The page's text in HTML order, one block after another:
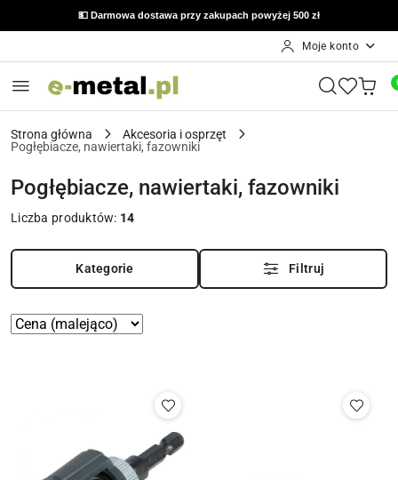
💵 Darmowa dostawa przy zakupach powyżej 500 zł
Moje konto
Strona główna
Akcesoria i osprzęt
Pogłębiacze, nawiertaki, fazowniki
Pogłębiacze, nawiertaki, fazowniki
Liczba produktów: 14
Kategorie Filtruj
Zastosowano
Sortuj